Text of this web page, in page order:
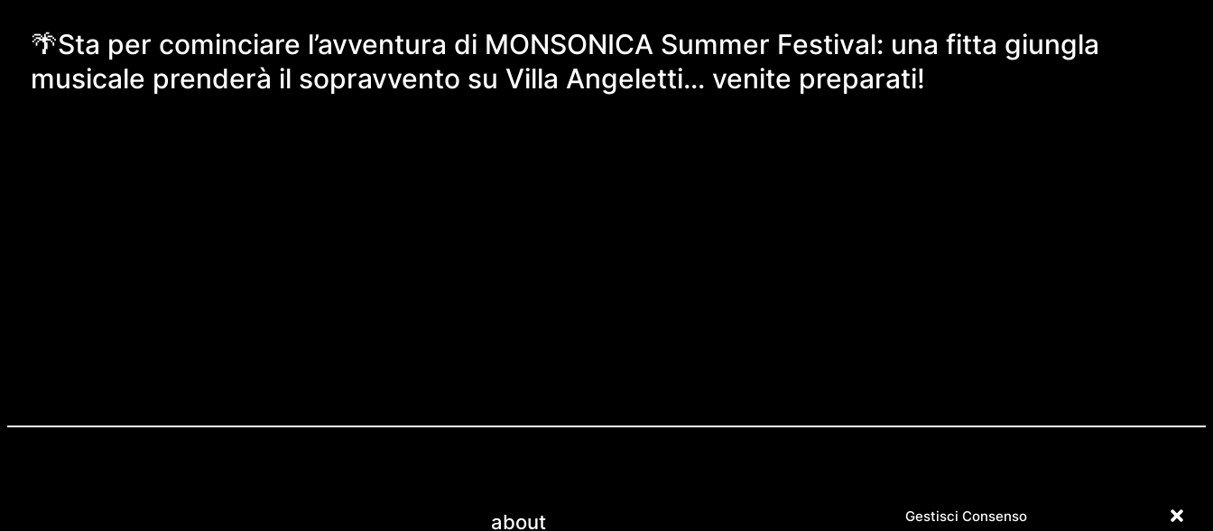
Gestisci Consenso
🌴Sta per cominciare l’avventura di MONSONICA Summer Festival: una fitta giungla
musicale prenderà il sopravvento su Villa Angeletti… venite preparati!
about FB LN